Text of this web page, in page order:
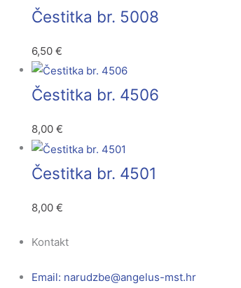
Čestitka br. 5008
6,50 €
Čestitka br. 4506
8,00 €
Čestitka br. 4501
8,00 €
Kontakt
Email: rh.tsm-sulegna
@ebzduran